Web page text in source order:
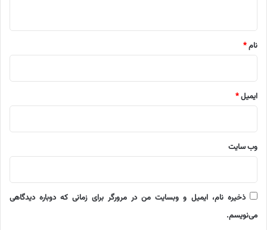
نام*
ایمیل*
وب‌ سایت
ذخیره نام، ایمیل و وبسایت من در مرورگر برای زمانی که دوباره دیدگاهی
می‌نویسم.